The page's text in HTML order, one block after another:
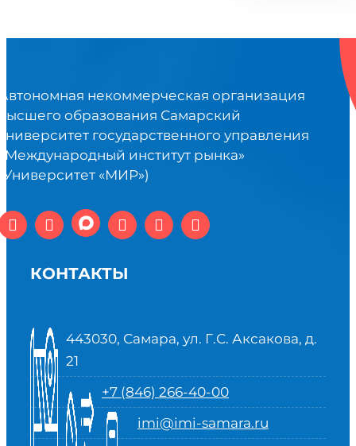
некоммерческая организация
образования Самарский
государственного управления
институт рынка»
«МИР»)
КОНТАКТЫ
443030, Самара, ул. Г.С. Аксакова, д.
21
+7 (846) 266-40-00
imi@imi-samara.ru